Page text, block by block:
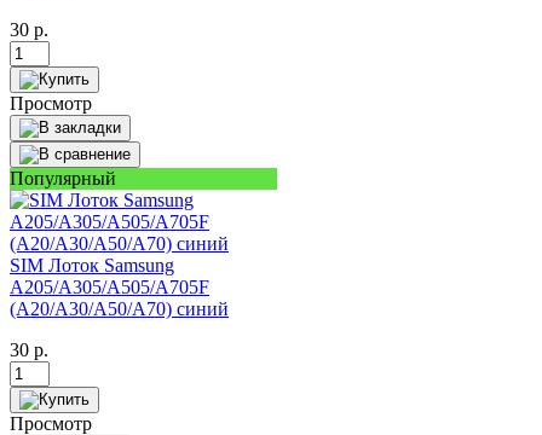
30 р.
Просмотр
Популярный
SIM Лоток Samsung
A205/A305/A505/A705F
(A20/A30/A50/A70) синий
30 р.
Просмотр